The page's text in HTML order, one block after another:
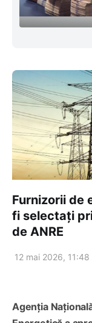
Furnizorii de
fi selectați
de ANRE
12 mai 2026, 11:48
Agenția